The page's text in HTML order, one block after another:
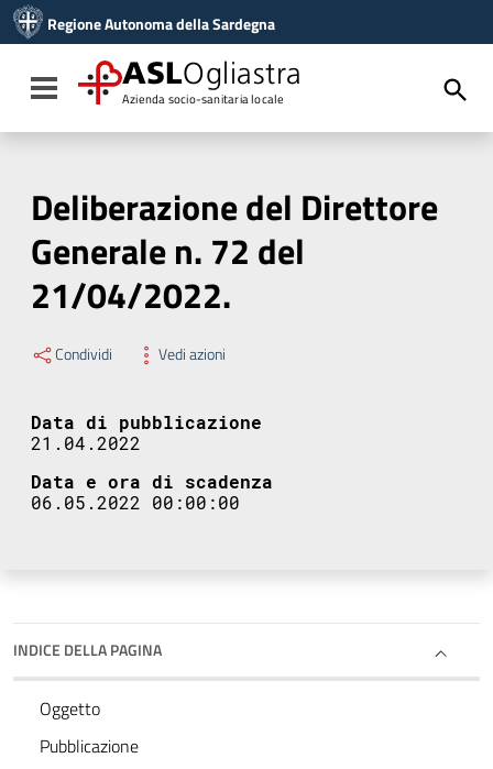
Vai al menu di navigazione
Vai al footer
Regione Autonoma della Sardegna
Toggle navigation
ASLOgliastra
Azienda socio-sanitaria locale
Deliberazione del Direttore
Generale n. 72 del
21/04/2022.
Condividi Vedi azioni
Data di pubblicazione
21.04.2022
Data e ora di scadenza
06.05.2022 00:00:00
INDICE DELLA PAGINA
Oggetto
Pubblicazione